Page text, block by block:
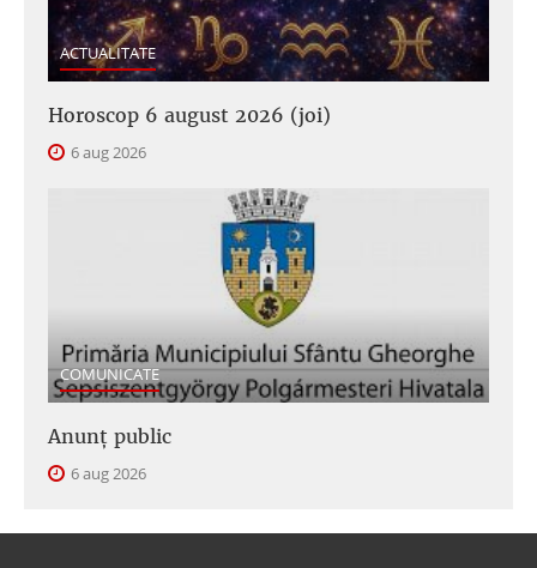
ACTUALITATE
Horoscop 6 august 2026 (joi)
6 aug 2026
COMUNICATE
Anunţ public
6 aug 2026